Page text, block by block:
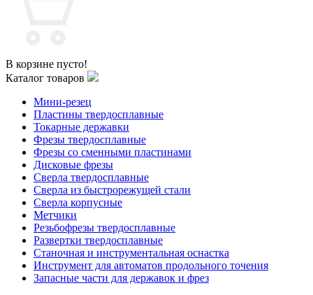
В корзине пусто!
Каталог товаров
Мини-резец
Пластины твердосплавные
Токарные державки
Фрезы твердосплавные
Фрезы со сменными пластинами
Дисковые фрезы
Сверла твердосплавные
Сверла из быстрорежущей стали
Сверла корпусные
Метчики
Резьбофрезы твердосплавные
Развертки твердосплавные
Станочная и инструментальная оснастка
Инструмент для автоматов продольного точения
Запасные части для державок и фрез